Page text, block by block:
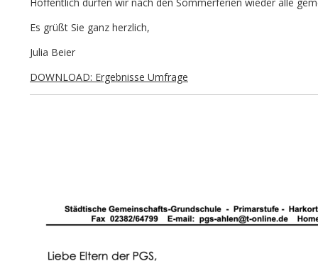
Hoffentlich dürfen wir nach den Sommerferien wieder alle
Es grüßt Sie ganz herzlich,
Julia Beier
DOWNLOAD: Ergebnisse Umfrage